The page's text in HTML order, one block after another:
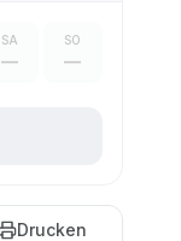
SA
—
SO
—
Drucken